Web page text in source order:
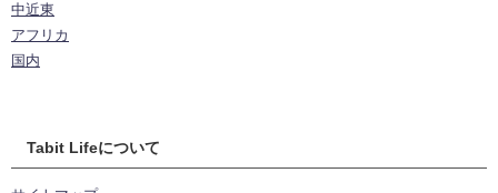
中近東
アフリカ
国内
Tabit Lifeについて